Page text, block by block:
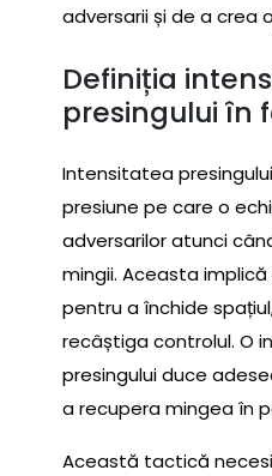
adversarii și de a crea
Definiția
presingului în
Intensitatea
presiune pe care o
adversarilor atunci
mingii. Aceasta
pentru a închide
recâștiga controlul. O
presingului duce
a recupera mingea în
Această tactică